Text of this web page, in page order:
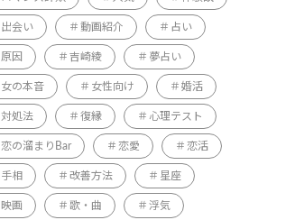
出会い 動画紹介 占い
原因 吉崎綾 夢占い
女の本音 女性向け 婚活
対処法 復縁 心理テスト
恋の溜まりBar 恋愛 恋活
手相 改善方法 星座
映画 歌・曲 浮気